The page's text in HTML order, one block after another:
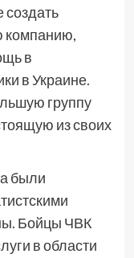
компанию,
в
в Украине.
группу
из своих
были
Бойцы ЧВК
в области